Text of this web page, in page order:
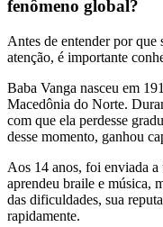
fenômeno global?
Antes de entender por que
atenção, é importante
Baba Vanga nasceu em
Macedônia do Norte.
com que ela perdesse
desse momento, ganhou
Aos 14 anos, foi enviada a
aprendeu braile e música,
das dificuldades, sua
rapidamente.